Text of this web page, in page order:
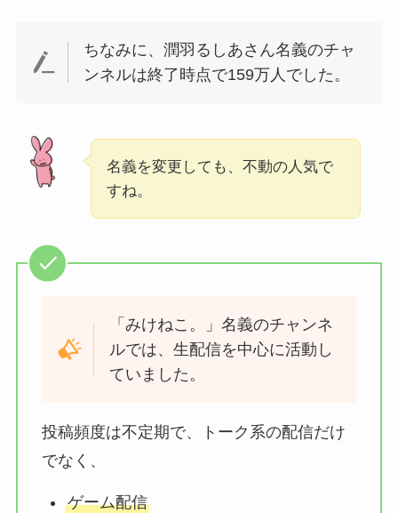
ちなみに、潤羽るしあさん名義のチャ
ンネルは終了時点で159万人でした。
名義を変更しても、不動の人気で
すね。
「みけねこ。」名義のチャンネ
ルでは、生配信を中心に活動し
ていました。
投稿頻度は不定期で、トーク系の配信だけ
でなく、
ゲーム配信